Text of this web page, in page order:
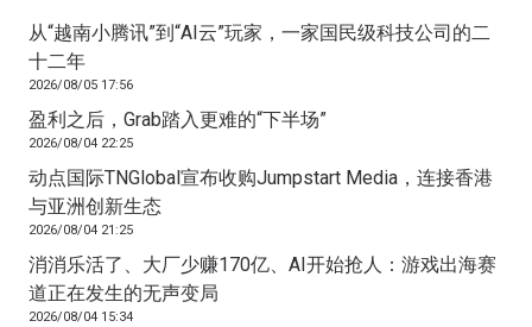
从“越南小腾讯”到“AI云”玩家，一家国民级科技公司的二
十二年
2026/08/05 17:56
盈利之后，Grab踏入更难的“下半场”
2026/08/04 22:25
动点国际TNGlobal宣布收购Jumpstart Media，连接香港
与亚洲创新生态
2026/08/04 21:25
消消乐活了、大厂少赚170亿、AI开始抢人：游戏出海赛
道正在发生的无声变局
2026/08/04 15:34